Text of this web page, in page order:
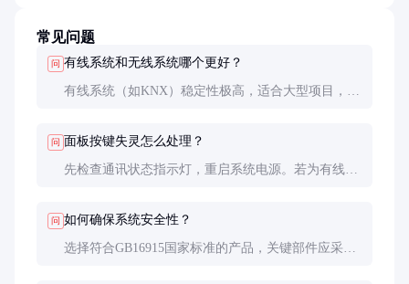
常见问题
问 有线系统和无线系统哪个更好？
有线系统（如KNX）稳定性极高，适合大型项目，但
线无线混合方案。
问 面板按键失灵怎么处理？
先检查通讯状态指示灯，重启系统电源。若为有线系
问 如何确保系统安全性？
选择符合GB16915国家标准的产品，关键部件应采用